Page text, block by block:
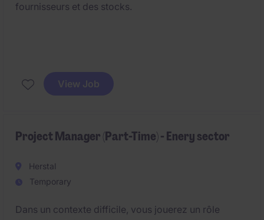
fournisseurs et des stocks.
View Job
Project Manager (Part-Time) - Enery sector
Herstal
Temporary
Dans un contexte difficile, vous jouerez un rôle